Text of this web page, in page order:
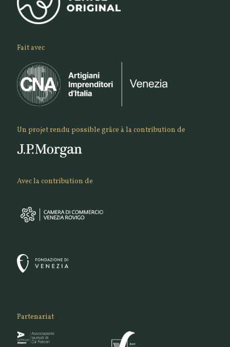
Fait avec
Un projet rendu possible grâce à la contribution de
Avec la contribution de
Partenariat